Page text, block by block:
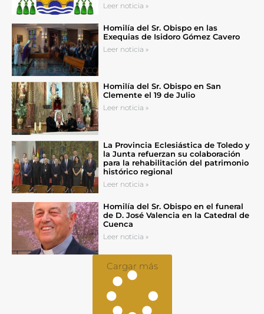
Leer noticia »
Homilía del Sr. Obispo en las
Exequias de Isidoro Gómez Cavero
Leer noticia »
Homilía del Sr. Obispo en San
Clemente el 19 de Julio
Leer noticia »
La Provincia Eclesiástica de Toledo y
la Junta refuerzan su colaboración
para la rehabilitación del patrimonio
histórico regional
Leer noticia »
Homilía del Sr. Obispo en el funeral
de D. José Valencia en la Catedral de
Cuenca
Leer noticia »
Cargar más